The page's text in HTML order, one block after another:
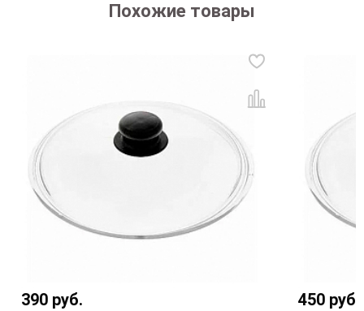
Похожие товары
390 руб. 450 руб.